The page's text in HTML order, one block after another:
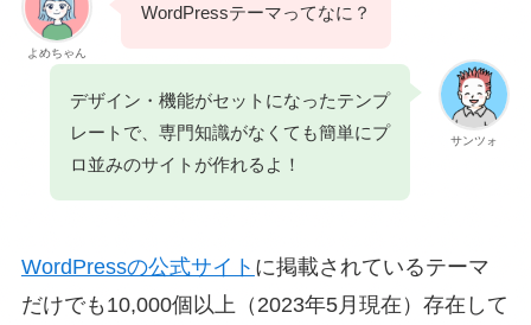
よめちゃん
WordPressテーマってなに？
サンツォ
デザイン・機能がセットになったテンプ
レートで、専門知識がなくても簡単にプ
ロ並みのサイトが作れるよ！
WordPressの公式サイト に掲載されているテーマ
だけでも10,000個以上（2023年5月現在）存在して